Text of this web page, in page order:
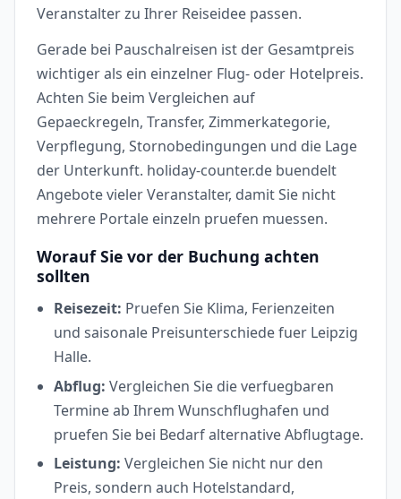
Veranstalter zu Ihrer Reiseidee passen.
Gerade bei Pauschalreisen ist der Gesamtpreis
wichtiger als ein einzelner Flug- oder Hotelpreis.
Achten Sie beim Vergleichen auf
Gepaeckregeln, Transfer, Zimmerkategorie,
Verpflegung, Stornobedingungen und die Lage
der Unterkunft. holiday-counter.de buendelt
Angebote vieler Veranstalter, damit Sie nicht
mehrere Portale einzeln pruefen muessen.
Worauf Sie vor der Buchung achten
sollten
Reisezeit: Pruefen Sie Klima, Ferienzeiten
und saisonale Preisunterschiede fuer Leipzig
Halle.
Abflug: Vergleichen Sie die verfuegbaren
Termine ab Ihrem Wunschflughafen und
pruefen Sie bei Bedarf alternative Abflugtage.
Leistung: Vergleichen Sie nicht nur den
Preis, sondern auch Hotelstandard,